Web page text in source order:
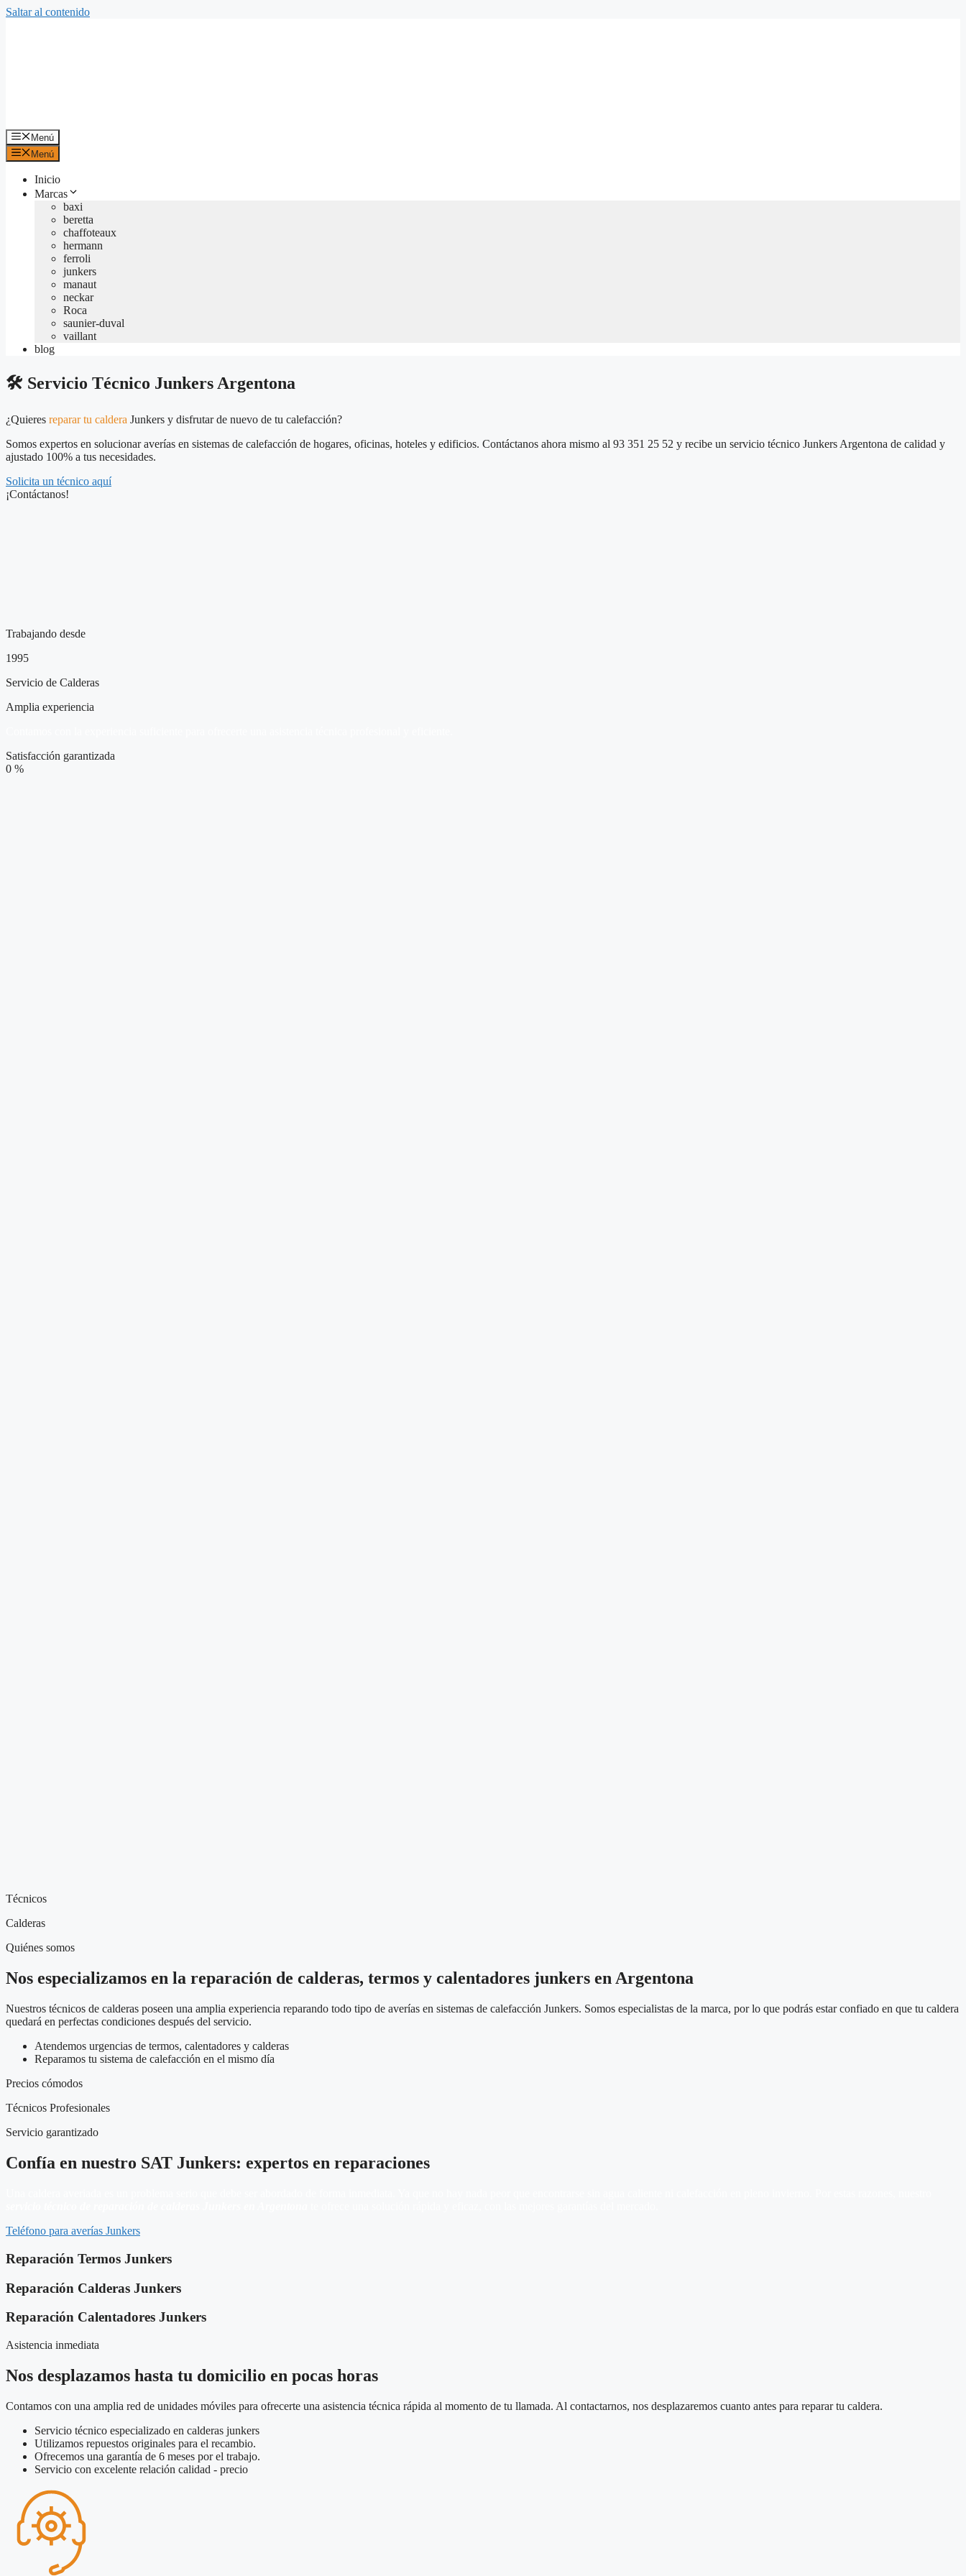
Saltar al contenido
Menú
Menú
Inicio
Marcas
baxi
beretta
chaffoteaux
hermann
ferroli
junkers
manaut
neckar
Roca
saunier-duval
vaillant
blog
​​🛠️​ Servicio Técnico Junkers Argentona
¿Quieres reparar tu caldera Junkers y disfrutar de nuevo de tu calefacción?
Somos expertos en solucionar averías en sistemas de calefacción de hogares, oficinas, hoteles y edificios. Contáctanos ahora mismo al 93 351 25 52 y recibe un servicio técnico Junkers Argentona de calidad y
ajustado 100% a tus necesidades.
Solicita un técnico aquí
¡Contáctanos!
Trabajando desde
1995
Servicio de Calderas
Amplia experiencia
Satisfacción garantizada
0 %
Técnicos
Calderas
Quiénes somos
Nos especializamos en la reparación de calderas, termos y calentadores junkers en Argentona
Nuestros técnicos de calderas poseen una amplia experiencia reparando todo tipo de averías en sistemas de calefacción Junkers. Somos especialistas de la marca, por lo que podrás estar confiado en que tu caldera
quedará en perfectas condiciones después del servicio.
Atendemos urgencias de termos, calentadores y calderas
Reparamos tu sistema de calefacción en el mismo día
Precios cómodos
Técnicos Profesionales
Servicio garantizado
Confía en nuestro SAT Junkers: expertos en reparaciones
Teléfono para averías Junkers
Reparación Termos Junkers
Reparación Calderas Junkers
Reparación Calentadores Junkers
Asistencia inmediata
Nos desplazamos hasta tu domicilio en pocas horas
Contamos con una amplia red de unidades móviles para ofrecerte una asistencia técnica rápida al momento de tu llamada. Al contactarnos, nos desplazaremos cuanto antes para reparar tu caldera.
Servicio técnico especializado en calderas junkers
Utilizamos repuestos originales para el recambio.
Ofrecemos una garantía de 6 meses por el trabajo.
Servicio con excelente relación calidad - precio